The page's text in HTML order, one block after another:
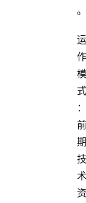
。
运
作
模
式
：
前
期
技
术
资